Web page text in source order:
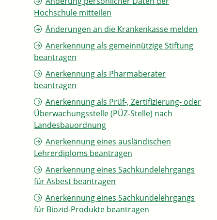
Hochschule mitteilen
Änderungen an die Krankenkasse melden
Anerkennung als gemeinnützige Stiftung
beantragen
Anerkennung als Pharmaberater
beantragen
Anerkennung als Prüf-, Zertifizierung- oder
Überwachungsstelle (PÜZ-Stelle) nach
Landesbauordnung
Anerkennung eines ausländischen
Lehrerdiploms beantragen
Anerkennung eines Sachkundelehrgangs
für Asbest beantragen
Anerkennung eines Sachkundelehrgangs
für Biozid-Produkte beantragen